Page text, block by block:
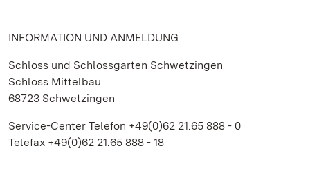
INFORMATION UND ANMELDUNG
Schloss und Schlossgarten Schwetzingen
Schloss Mittelbau
68723 Schwetzingen
Service-Center Telefon +49(0)62 21.65 888 - 0
Telefax +49(0)62 21.65 888 - 18